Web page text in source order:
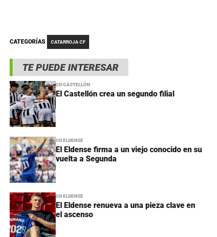
TE PUEDE INTERESAR
CD CASTELLÓN
El Castellón crea un segundo filial
CD ELDENSE
El Eldense firma a un viejo conocido en su
vuelta a Segunda
CD ELDENSE
El Eldense renueva a una pieza clave en
el ascenso
CATEGORÍAS CATARROJA CF